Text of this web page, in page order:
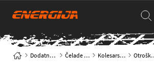
Dodatna oprema Čelade & zaščita Kolesarske čelade